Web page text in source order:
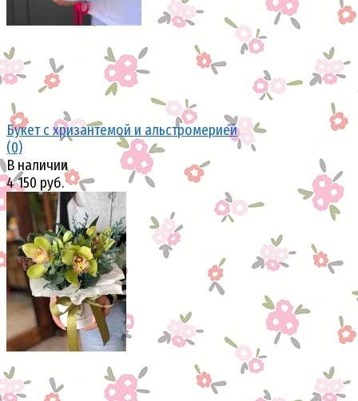
избранное сравнить
Букет с хризантемой и альстромерией
(0)
В наличии
4 150 руб.